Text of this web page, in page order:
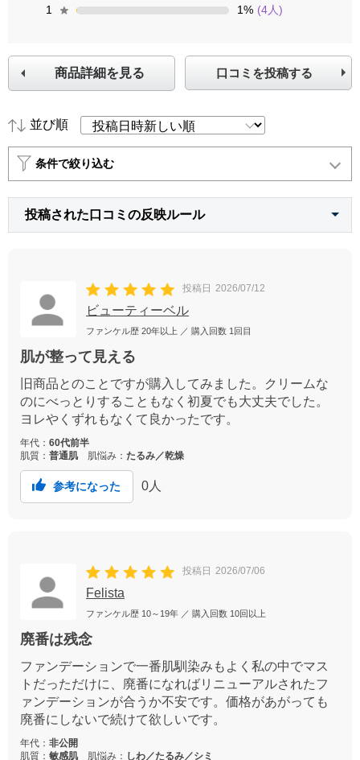
1
1% (4人)
口コミを投稿する
商品詳細を見る
並び順
条件で絞り込む
投稿された口コミの反映ルール
投稿日 2026/07/12
ビューティーベル
ファンケル歴 20年以上 ／ 購入回数 1回目
肌が整って見える
旧商品とのことですが購入してみました。クリームな
のにべっとりすることもなく初夏でも大丈夫でした。
ヨレやくずれもなくて良かったです。
年代： 60代前半
肌質： 普通肌 肌悩み： たるみ／乾燥
参考になった 0 人
投稿日 2026/07/06
Felista
ファンケル歴 10～19年 ／ 購入回数 10回以上
廃番は残念
ファンデーションで一番肌馴染みもよく私の中でマス
トだっただけに、廃番になればリニューアルされたフ
ァンデーションが合うか不安です。価格があがっても
廃番にしないで続けて欲しいです。
年代： 非公開
肌質： 敏感肌 肌悩み： しわ／たるみ／シミ